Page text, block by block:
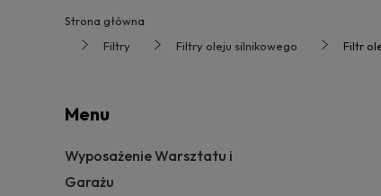
Strona główna
Filtry
Filtry oleju silnikowego Filtr
Menu
Wyposażenie Warsztatu i
Garażu